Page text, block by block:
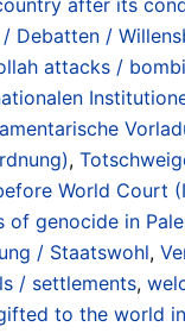
Debatten /
attacks /
,
World Court
genocide in
/ Staatswohl,
/ settlements,
to the world